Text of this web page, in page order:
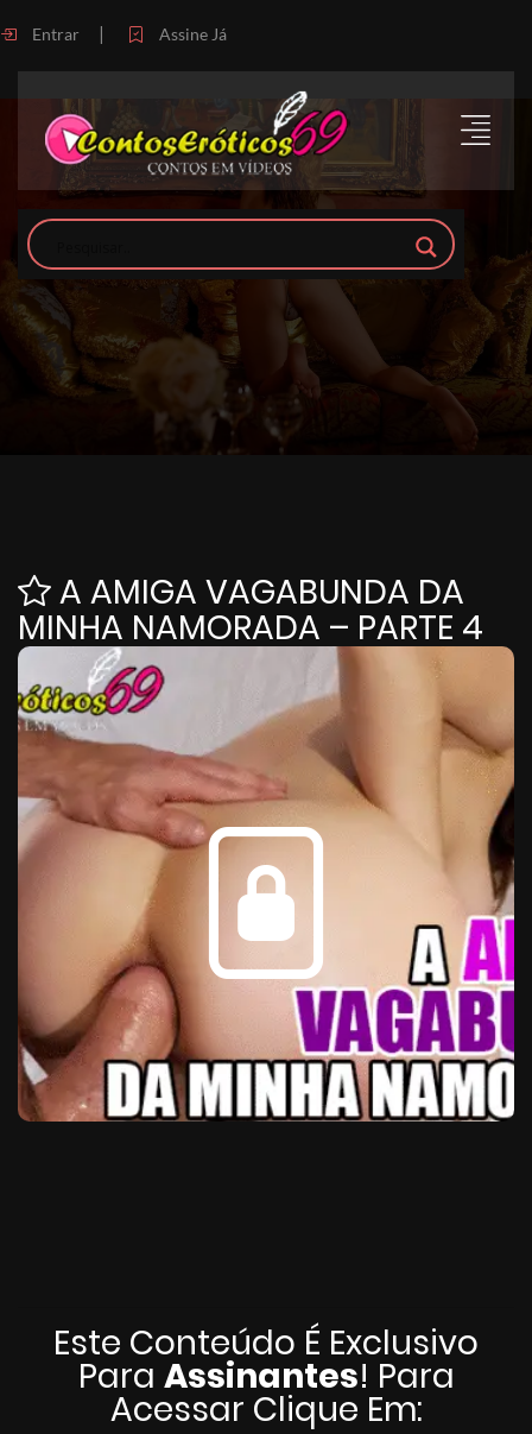
Entrar | Assine Já
A AMIGA VAGABUNDA DA
MINHA NAMORADA – PARTE 4
Este Conteúdo É Exclusivo
Para Assinantes! Para
Acessar Clique Em: